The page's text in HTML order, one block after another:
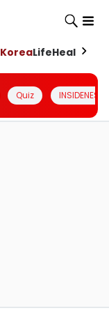
KoreaLifeHealth
Quiz INSIDENESIA